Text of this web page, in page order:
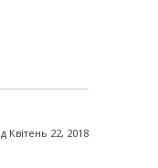
Квітень 22, 2018